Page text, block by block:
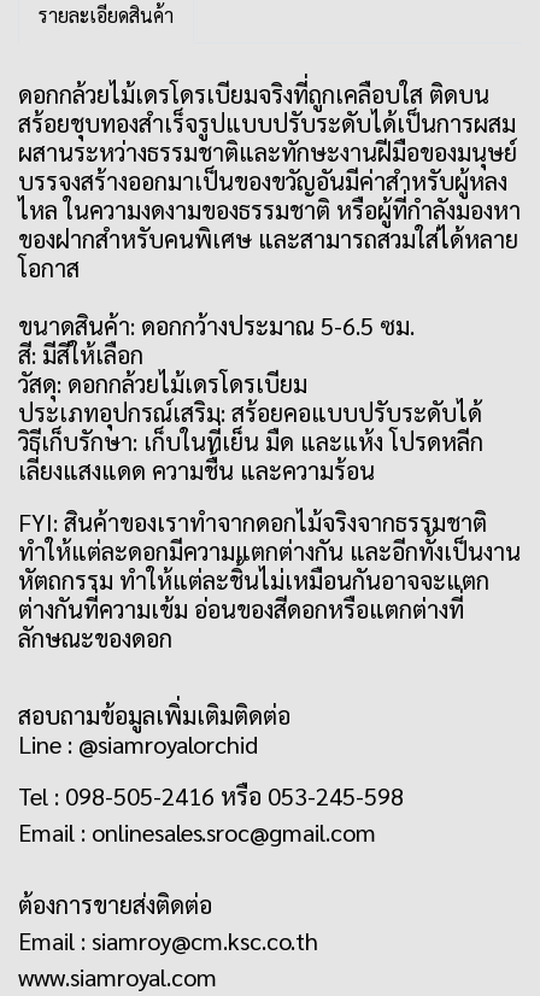
รายละเอียดสินค้า
ดอกกล้วยไม้เดรโดรเบียมจริงที่ถูกเคลือบใส ติดบน
สร้อยชุบทองสำเร็จรูปแบบปรับระดับได้เป็นการผสม
ผสานระหว่างธรรมชาติและทักษะงานฝีมือของมนุษย์
บรรจงสร้างออกมาเป็นของขวัญอันมีค่าสำหรับผู้หลง
ไหล ในความงดงามของธรรมชาติ หรือผู้ที่กำลังมองหา
ของฝากสำหรับคนพิเศษ และสามารถสวมใส่ได้หลาย
โอกาส
ขนาดสินค้า: ดอกกว้างประมาณ 5-6.5 ซม.
สี: มีสีให้เลือก
วัสดุ: ดอกกล้วยไม้เดรโดรเบียม
ประเภทอุปกรณ์เสริม: สร้อยคอแบบปรับระดับได้
วิธีเก็บรักษา: เก็บในที่เย็น มืด และแห้ง โปรดหลีก
เลี่ยงแสงแดด ความชื้น และความร้อน
FYI: สินค้าของเราทำจากดอกไม้จริงจากธรรมชาติ
ทำให้แต่ละดอกมีความแตกต่างกัน และอีกทั้งเป็นงาน
หัตถกรรม ทำให้แต่ละชิ้นไม่เหมือนกันอาจจะแตก
ต่างกันที่ความเข้ม อ่อนของสีดอกหรือแตกต่างที่
ลักษณะของดอก
สอบถามข้อมูลเพิ่มเติมติดต่อ
Line : @siamroyalorchid
Tel : 098-505-2416 หรือ 053-245-598
Email : onlinesales.sroc@gmail.com
ต้องการขายส่งติดต่อ
Email : siamroy@cm.ksc.co.th
www.siamroyal.com